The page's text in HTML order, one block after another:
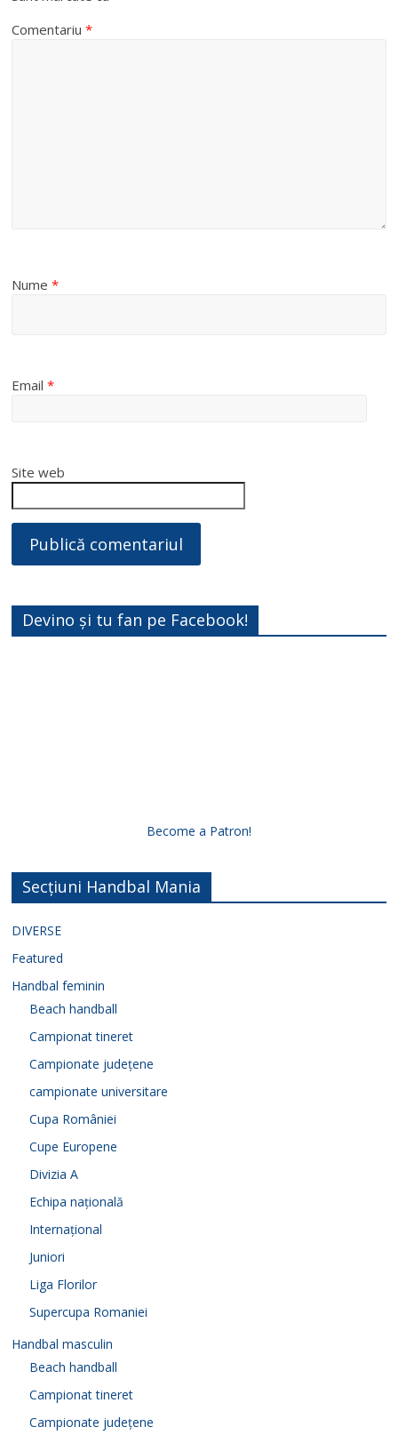
Comentariu*
Nume*
Email*
Site web
Devino și tu fan pe Facebook!
Become a Patron!
Secțiuni Handbal Mania
DIVERSE
Featured
Handbal feminin
Beach handball
Campionat tineret
Campionate județene
campionate universitare
Cupa României
Cupe Europene
Divizia A
Echipa națională
Internațional
Juniori
Liga Florilor
Supercupa Romaniei
Handbal masculin
Beach handball
Campionat tineret
Campionate județene